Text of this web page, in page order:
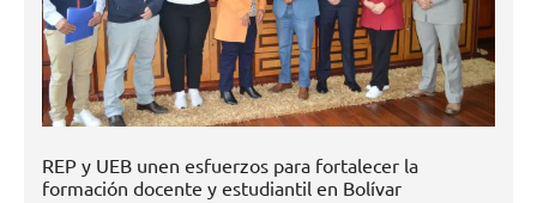
REP y UEB unen esfuerzos para fortalecer la
formación docente y estudiantil en Bolívar